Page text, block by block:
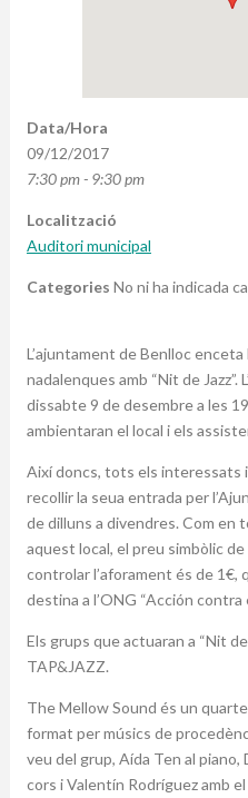
Data/Hora
09/12/2017
7:30 pm - 9:30 pm
Localització
Auditori municipal
Categories No ni ha indicada
L’ajuntament de Benlloc
nadalenques amb “Nit de Jazz”.
dissabte 9 de desembre a les
ambientaran el local i els
Així doncs, tots els interessats
recollir la seua entrada per
de dilluns a divendres. Com en
aquest local, el preu simbòlic
controlar l’aforament és de
destina a l’ONG “Acción contra
Els grups que actuaran a “Nit
TAP&JAZZ.
The Mellow Sound és un
format per músics de
veu del grup, Aída Ten al piano,
cors i Valentín Rodríguez amb